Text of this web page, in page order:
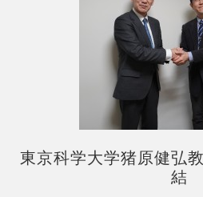
東京科学大学猪原健弘
結